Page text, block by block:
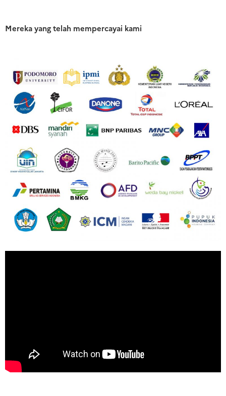
Mereka yang telah mempercayai kami